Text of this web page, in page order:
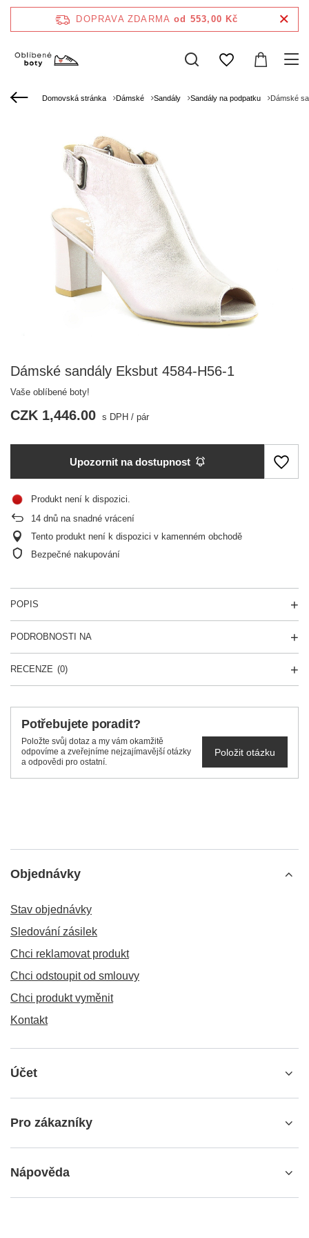
DOPRAVA ZDARMA od 553,00 Kč
Domovská stránka Dámské Sandály Sandály na podpatku Dámské
Dámské sandály Eksbut 4584-H56-1
Vaše oblíbené boty!
CZK 1,446.00 s DPH / pár
Upozornit na dostupnost
Produkt není k dispozici
14 dnů na snadné vrácení
Tento produkt není k dispozici v kamenném obchodě
Bezpečné nakupování
POPIS
PODROBNOSTI NA
RECENZE (0)
Potřebujete poradit?
Položte svůj dotaz a my vám okamžitě
odpovíme a zveřejníme nejzajímavější otázky
a odpovědi pro ostatní.
Položit otázku
Objednávky
Stav objednávky
Sledování zásilek
Chci reklamovat produkt
Chci odstoupit od smlouvy
Chci produkt vyměnit
Kontakt
Účet
Pro zákazníky
Nápověda